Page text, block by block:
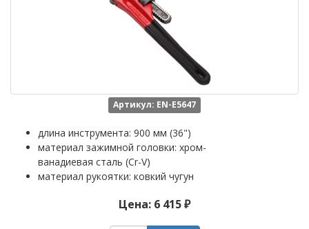
Артикул: EN-E5647
длина инструмента: 900 мм (36")
материал зажимной головки: хром-
ванадиевая сталь (Cr-V)
материал рукоятки: ковкий чугун
Цена: 6 415 ₽